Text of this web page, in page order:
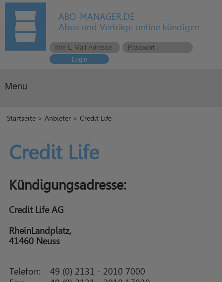
ABO-MANAGER.DE
Abos und Verträge online kündigen
Login
Menu
Startseite >Anbieter > Credit Life
Credit Life
Kündigungsadresse:
Credit Life AG
RheinLandplatz,
41460 Neuss
Telefon:
49 (0) 2131 - 2010 7000